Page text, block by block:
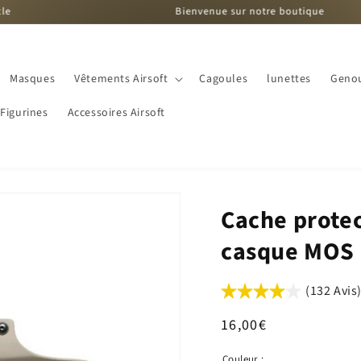
Bienvenue sur notre boutique
Masques Vêtements Airsoft Cagoules lunettes
Figurines Accessoires Airsoft
Cache
casque MOS
(132 Avis)
Prix
16,00€